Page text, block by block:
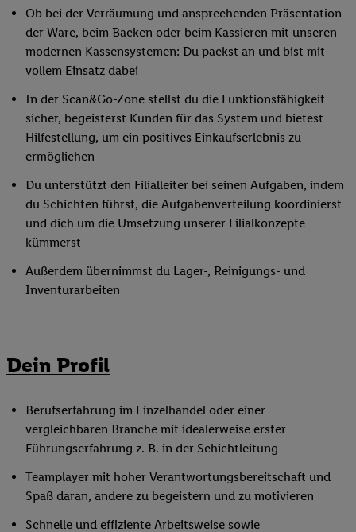
Ob bei der Verräumung und ansprechenden Präsentation
der Ware, beim Backen oder beim Kassieren mit unseren
modernen Kassensystemen: Du packst an und bist mit
vollem Einsatz dabei
In der Scan&Go-Zone stellst du die Funktionsfähigkeit
sicher, begeisterst Kunden für das System und bietest
Hilfestellung, um ein positives Einkaufserlebnis zu
ermöglichen
Du unterstützt den Filialleiter bei seinen Aufgaben, indem
du Schichten führst, die Aufgabenverteilung koordinierst
und dich um die Umsetzung unserer Filialkonzepte
kümmerst
Außerdem übernimmst du Lager-, Reinigungs- und
Inventurarbeiten
Dein Profil
Berufserfahrung im Einzelhandel oder einer
vergleichbaren Branche mit idealerweise erster
Führungserfahrung z. B. in der Schichtleitung
Teamplayer mit hoher Verantwortungsbereitschaft und
Spaß daran, andere zu begeistern und zu motivieren
Schnelle und effiziente Arbeitsweise sowie